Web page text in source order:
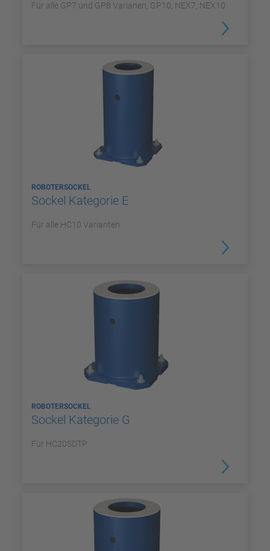
Für alle GP7 und GP8 Varianen, GP10, NEX7, NEX10
ROBOTERSOCKEL
Sockel Kategorie E
Für alle HC10 Varianten
ROBOTERSOCKEL
Sockel Kategorie G
Für HC20SDTP